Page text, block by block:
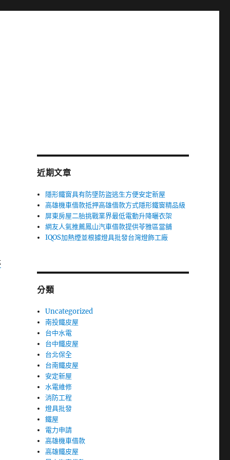
近期文章
隱形鐵窗具有防墜防盜逃生方便安定新屋
高雄機車借款抵押高雄借款方式隱形鐵窗精品級
屏東房屋二胎挑戰業界最低電動升降曬衣架
網友人氣推薦鳳山汽車借款提供苓雅區當舖
IQOS加熱煙並根據燈具批發台灣燈飾工廠
分類
Uncategorized
南投鐵皮屋
台中水電
台中鐵皮屋
台北保全
台南鐵皮屋
安定新屋
水電維修
消防工程
燈具批發
鐵屋
電力申請
高雄機車借款
高雄鐵皮屋